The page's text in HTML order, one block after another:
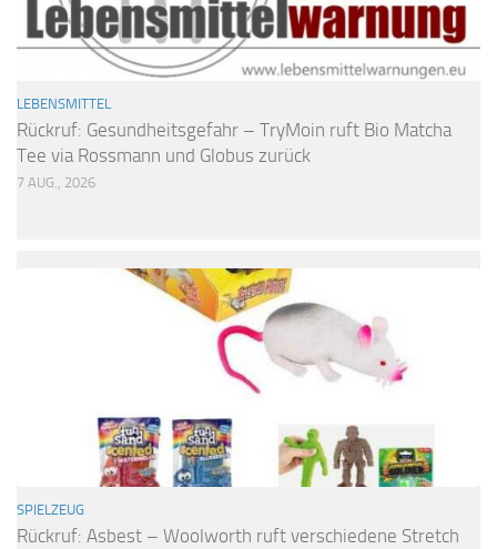
LEBENSMITTEL
Rückruf: Gesundheitsgefahr – TryMoin ruft Bio Matcha
Tee via Rossmann und Globus zurück
7 AUG., 2026
SPIELZEUG
Rückruf: Asbest – Woolworth ruft verschiedene Stretch